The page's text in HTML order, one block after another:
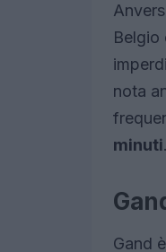
Belgio
nota
minuti.
Gand